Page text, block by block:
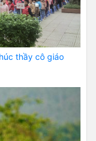
thầy cô giáo